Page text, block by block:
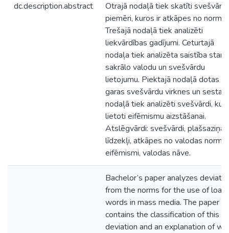
dc.description.abstract
Otrajā nodaļā tiek skatīti
piemēri, kuros ir atkāpes no
Trešajā nodaļā tiek analizēti
liekvārdības gadījumi. Ceturtajā
nodaļa tiek analizēta saistība starp
sakrālo valodu un svešvārdu
lietojumu. Piektajā nodaļā dotas
garas svešvārdu virknes un sestajā
nodaļā tiek analizēti svešvārdi, kuri
lietoti eifēmismu aizstāšanai.
Atslēgvārdi: svešvārdi, plašsaziņas
līdzekļi, atkāpes no valodas
eifēmismi, valodas nāve.
Bachelor’s paper analyzes
from the norms for the use of loan
words in mass media. The paper
contains the classification of this
deviation and an explanation of